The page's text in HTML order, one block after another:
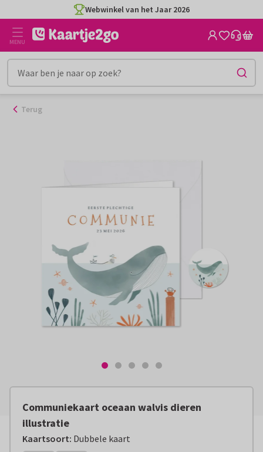
naar
inhoud
Webwinkel van het Jaar 2026
MENU
Terug
Communiekaart oceaan walvis dieren
illustratie
Kaartsoort: Dubbele kaart